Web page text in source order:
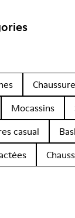
Mocassins
casual